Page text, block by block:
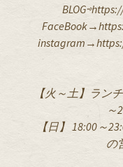
【火～土】ラン
～
【日】 18:00～
の